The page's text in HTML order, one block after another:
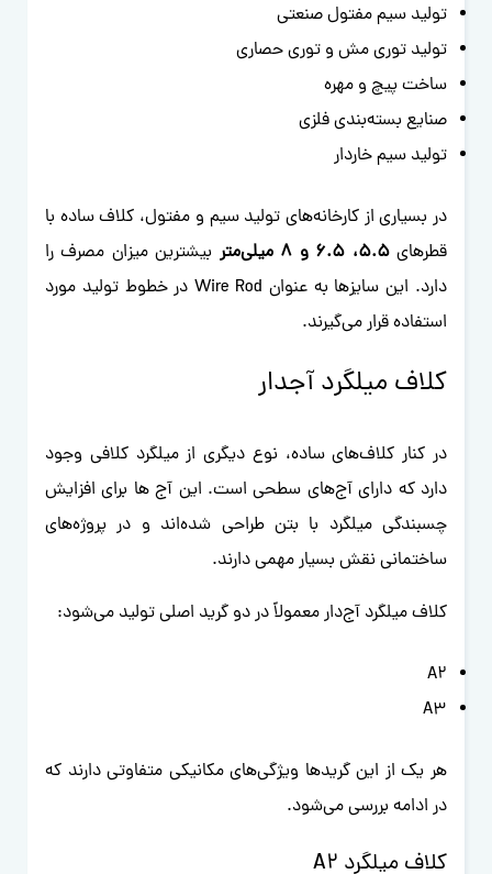
تولید سیم مفتول صنعتی
تولید توری مش و توری حصاری
ساخت پیچ و مهره
صنایع بسته‌بندی فلزی
تولید سیم خاردار
در بسیاری از کارخانه‌های تولید سیم و مفتول، کلاف ساده با
قطرهای۵.۵، ۶.۵ و ۸ میلی‌متر
بیشترین میزان مصرف را
دارد. این سایزها به عنوان Wire Rod در خطوط تولید مورد
استفاده قرار می‌گیرند.
کلاف میلگرد آجدار
در کنار کلاف‌های ساده، نوع دیگری از میلگرد کلافی وجود
دارد که دارای آج‌های سطحی است. این آج ها برای افزایش
چسبندگی میلگرد با بتن طراحی شده‌اند و در پروژه‌های
ساختمانی نقش بسیار مهمی دارند.
کلاف میلگرد آج‌دار معمولاً در دو گرید اصلی تولید می‌شود:
A2
A3
هر یک از این گریدها ویژگی‌های مکانیکی متفاوتی دارند که
در ادامه بررسی می‌شود.
کلاف میلگرد A2